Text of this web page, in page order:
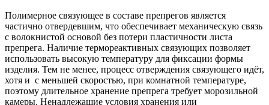
Полимерное связующее в составе препрегов является
частично отвердевшим, что обеспечивает механическую связь
с волокнистой основой без потери пластичности листа
препрега. Наличие термореактивных связующих позволяет
использовать высокую температуру для фиксации формы
изделия. Тем не менее, процесс отверждения связующего идёт,
хотя и с меньшей скоростью, при комнатной температуре,
поэтому длительное хранение препрега требует морозильной
камеры. Ненадлежащие условия хранения или